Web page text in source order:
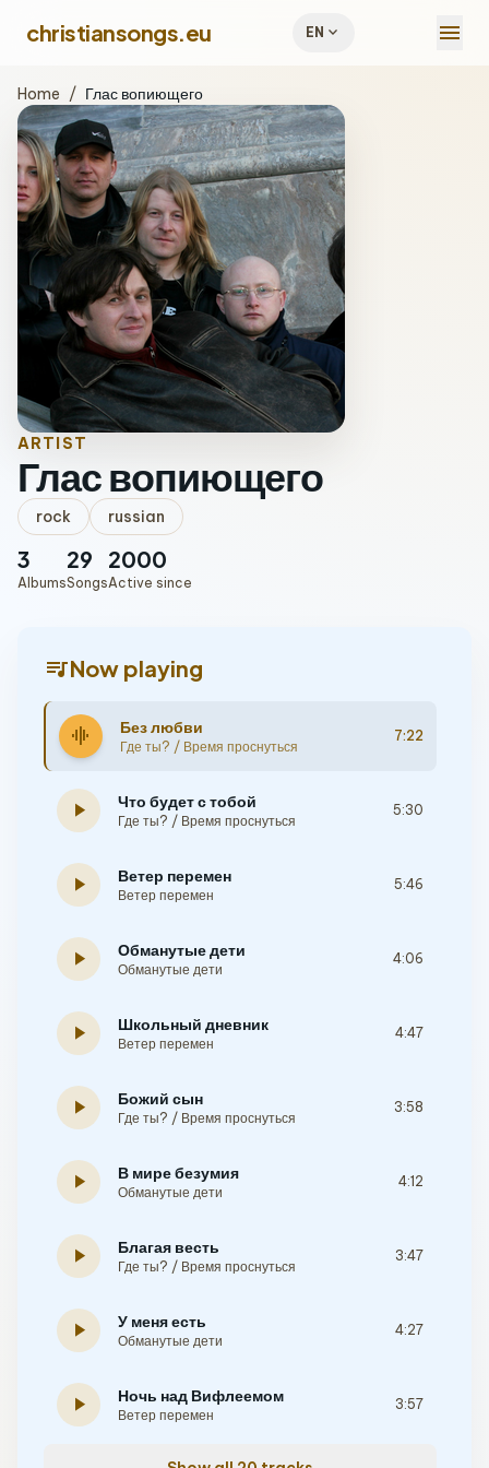
christiansongs.eu EN expand_more menu
Home / Глас вопиющего
ARTIST
Глас вопиющего
rock russian
3
Albums
29
Songs
2000
Active since
queue_musicNow playing
graphic_eq Без любви
Где ты? / Время проснуться
7:22
play_arrow Что будет с тобой
Где ты? / Время проснуться
5:30
play_arrow Ветер перемен
Ветер перемен
5:46
play_arrow Обманутые дети
Обманутые дети
4:06
play_arrow Школьный дневник
Ветер перемен
4:47
play_arrow Божий сын
Где ты? / Время проснуться
3:58
play_arrow В мире безумия
Обманутые дети
4:12
play_arrow Благая весть
Где ты? / Время проснуться
3:47
play_arrow У меня есть
Обманутые дети
4:27
play_arrow Ночь над Вифлеемом
Ветер перемен
3:57